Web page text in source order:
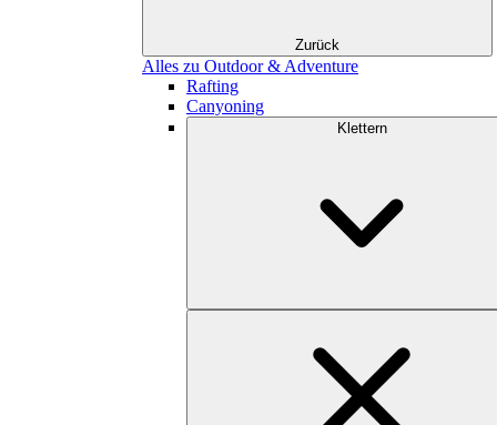
Zurück
Alles zu Outdoor & Adventure
Rafting
Canyoning
Klettern